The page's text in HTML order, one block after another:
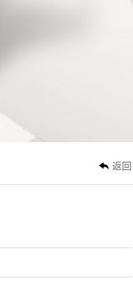
返回
说实话，做这行这么多年，总有些事
让人心里不是滋味。比如，同是...